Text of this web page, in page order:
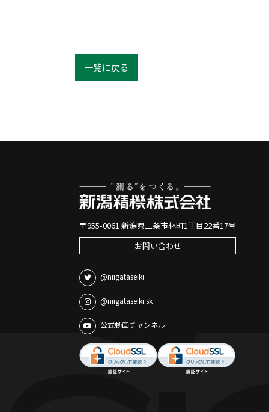
一覧に戻る
〒955-0061 新潟県三条市林町1丁目22番17号
お問い合わせ
@niigataseiki
@niigataseiki.sk
公式動画チャンネル